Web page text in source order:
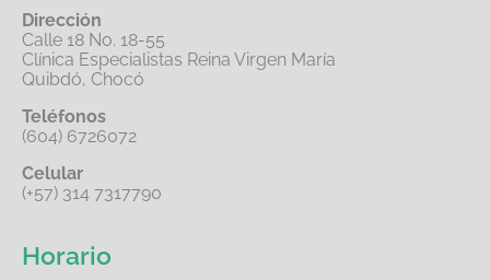
Dirección
Calle 18 No. 18-55
Clínica Especialistas Reina Virgen María
Quibdó, Chocó
Teléfonos
(604) 6726072
Celular
(+57) 314 7317790
Horario